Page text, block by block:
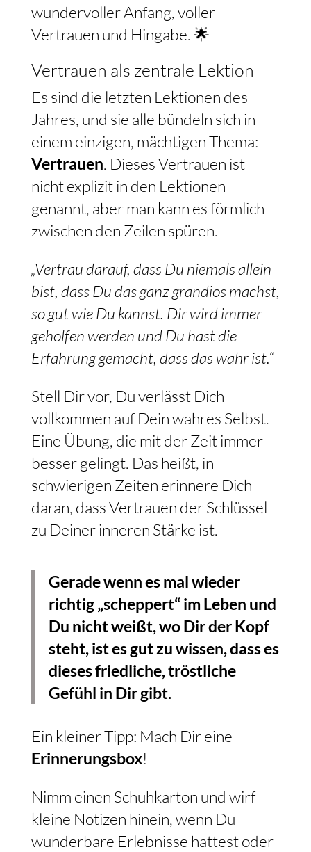
wundervoller Anfang, voller
Vertrauen und Hingabe. 🌟
Vertrauen als zentrale Lektion
Es sind die letzten Lektionen des
Jahres, und sie alle bündeln sich in
einem einzigen, mächtigen Thema:
Vertrauen . Dieses Vertrauen ist
nicht explizit in den Lektionen
genannt, aber man kann es förmlich
zwischen den Zeilen spüren.
„Vertrau darauf, dass Du niemals allein
bist, dass Du das ganz grandios machst,
so gut wie Du kannst. Dir wird immer
geholfen werden und Du hast die
Erfahrung gemacht, dass das wahr ist.“
Stell Dir vor, Du verlässt Dich
vollkommen auf Dein wahres Selbst.
Eine Übung, die mit der Zeit immer
besser gelingt. Das heißt, in
schwierigen Zeiten erinnere Dich
daran, dass Vertrauen der Schlüssel
zu Deiner inneren Stärke ist.
Gerade wenn es mal wieder
richtig „scheppert“ im Leben und
Du nicht weißt, wo Dir der Kopf
steht, ist es gut zu wissen, dass es
dieses friedliche, tröstliche
Gefühl in Dir gibt.
Ein kleiner Tipp: Mach Dir eine
Erinnerungsbox!
Nimm einen Schuhkarton und wirf
kleine Notizen hinein, wenn Du
wunderbare Erlebnisse hattest oder